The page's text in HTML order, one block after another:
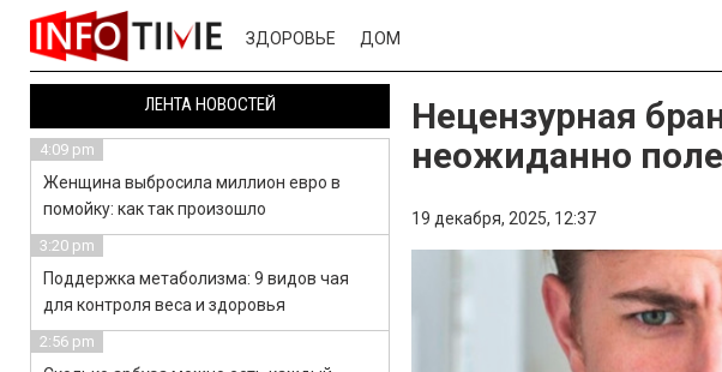
ЗДОРОВЬЕ ДОМ
Нецензурная
неожиданно
19 декабря, 2025, 12:37
ЛЕНТА НОВОСТЕЙ
4:09 pm
Женщина выбросила миллион евро в
помойку: как так произошло
3:20 pm
Поддержка метаболизма: 9 видов чая
для контроля веса и здоровья
2:56 pm